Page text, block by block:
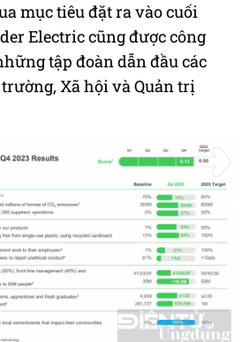
mục tiêu đặt ra vào cuối
Electric cũng được công
tập đoàn dẫn đầu các
Xã hội và Quản trị